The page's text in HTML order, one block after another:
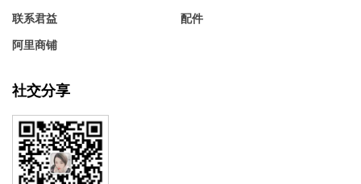
联系君益
阿里商铺
配件
社交分享